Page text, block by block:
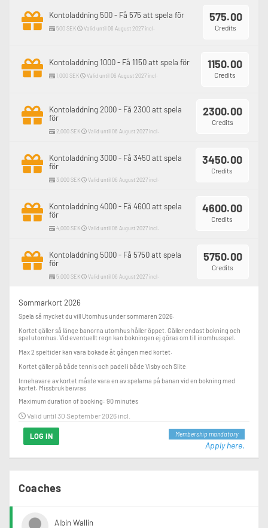
575.00
Credits
Kontoladdning 500 - Få 575 att spela för
500 SEK Valid until 06 August 2027 incl.
1150.00
Credits
Kontoladdning 1000 - Få 1150 att spela för
1,000 SEK Valid until 06 August 2027 incl.
2300.00
Credits
Kontoladdning 2000 - Få 2300 att spela
för
2,000 SEK Valid until 06 August 2027 incl.
3450.00
Credits
Kontoladdning 3000 - Få 3450 att spela
för
3,000 SEK Valid until 06 August 2027 incl.
4600.00
Credits
Kontoladdning 4000 - Få 4600 att spela
för
4,000 SEK Valid until 06 August 2027 incl.
5750.00
Credits
Kontoladdning 5000 - Få 5750 att spela
för
5,000 SEK Valid until 06 August 2027 incl.
Sommarkort 2026
Spela så mycket du vill Utomhus under sommaren 2026.
Kortet gäller så länge banorna utomhus håller öppet. Gäller endast bokning och
spel utomhus. Vid eventuellt regn kan bokningen ej göras om till inomhusspel.
Max 2 speltider kan vara bokade åt gången med kortet.
Kortet gäller på både tennis och padel i både Visby och Slite.
Innehavare av kortet måste vara en av spelarna på banan vid en bokning med
kortet. Missbruk beivras
Maximum duration of booking: 90 minutes
Valid until 30 September 2026 incl.
LOG IN Membership mandatory
Apply here.
Coaches
Albin Wallin